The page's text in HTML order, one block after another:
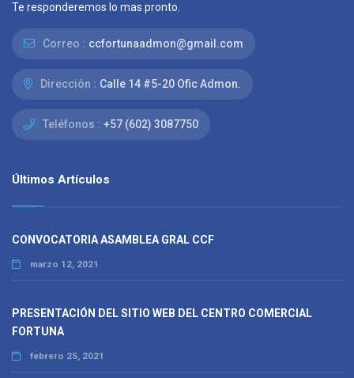
Te responderemos lo mas pronto.
Correo : ccfortunaadmon@gmail.com
Dirección : Calle 14 #5-20 Ofic Admon.
Teléfonos : +57 (602) 3087750
Últimos Artículos
CONVOCATORIA ASAMBLEA GRAL CCF
marzo 12, 2021
PRESENTACIÓN DEL SITIO WEB DEL CENTRO COMERCIAL
FORTUNA
febrero 25, 2021